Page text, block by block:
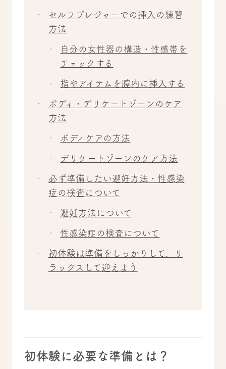
セルフプレジャーでの挿入の練習
方法
自分の女性器の構造・性感帯を
チェックする
指やアイテムを膣内に挿入する
ボディ・デリケートゾーンのケア
方法
ボディケアの方法
デリケートゾーンのケア方法
必ず準備したい避妊方法・性感染
症の検査について
避妊方法について
性感染症の検査について
初体験は準備をしっかりして、リ
ラックスして迎えよう
初体験に必要な準備とは？